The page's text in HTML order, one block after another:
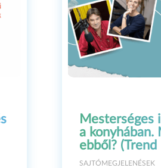
Mesterséges
a konyhában.
ebből? (Trend
SAJTÓMEGJELENÉSEK